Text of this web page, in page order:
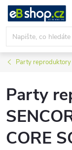
Přejít
obsah
Party reproduktory
Party
CORE